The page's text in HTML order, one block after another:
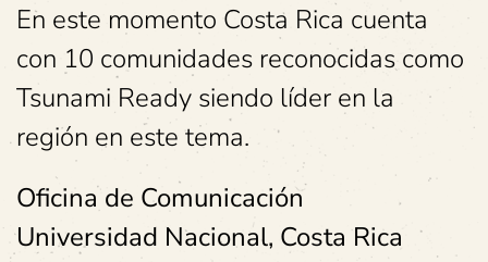
En este momento Costa Rica cuenta
con 10 comunidades reconocidas como
Tsunami Ready siendo líder en la
región en este tema.
Oficina de Comunicación
Universidad Nacional, Costa Rica